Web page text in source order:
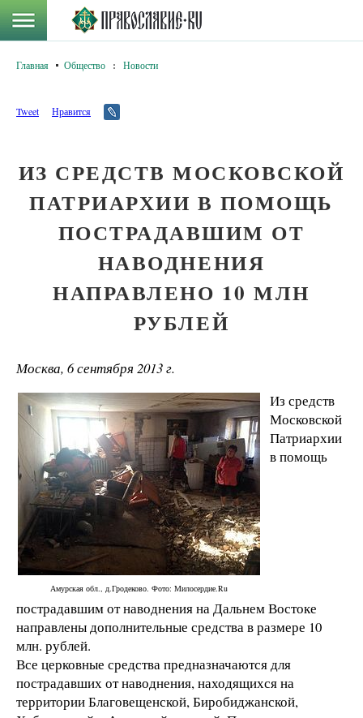
Главная Общество : Новости
Tweet Нравится
ИЗ СРЕДСТВ МОСКОВСКОЙ
ПАТРИАРХИИ В ПОМОЩЬ
ПОСТРАДАВШИМ ОТ
НАВОДНЕНИЯ
НАПРАВЛЕНО 10 МЛН
РУБЛЕЙ
Москва, 6 сентября 2013 г.
Амурская обл., д.Гродеково. Фото: Милосердие.Ru
Из средств
Московской
Патриархии
в помощь
пострадавшим от наводнения на Дальнем Востоке
направлены дополнительные средства в размере 10
млн. рублей.
Все церковные средства предназначаются для
пострадавших от наводнения, находящихся на
территории Благовещенской, Биробиджанской,